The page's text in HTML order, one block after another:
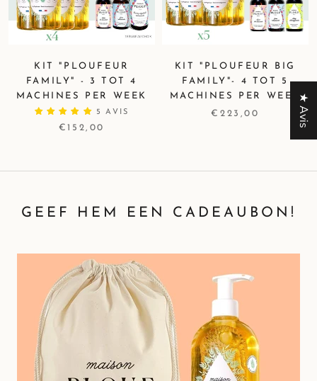
KIT "PLOUFEUR
FAMILY" - 3 TOT 4
MACHINES PER WEEK
5 AVIS
€152,00
KIT "PLOUFEUR BIG
FAMILY"- 4 TOT 5
MACHINES PER WEEK
€223,00
GEEF HEM EEN ​​CADEAUBON!
★ Avis